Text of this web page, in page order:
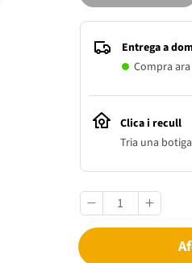
Entrega a
Compra
Clica i recull
Tria una